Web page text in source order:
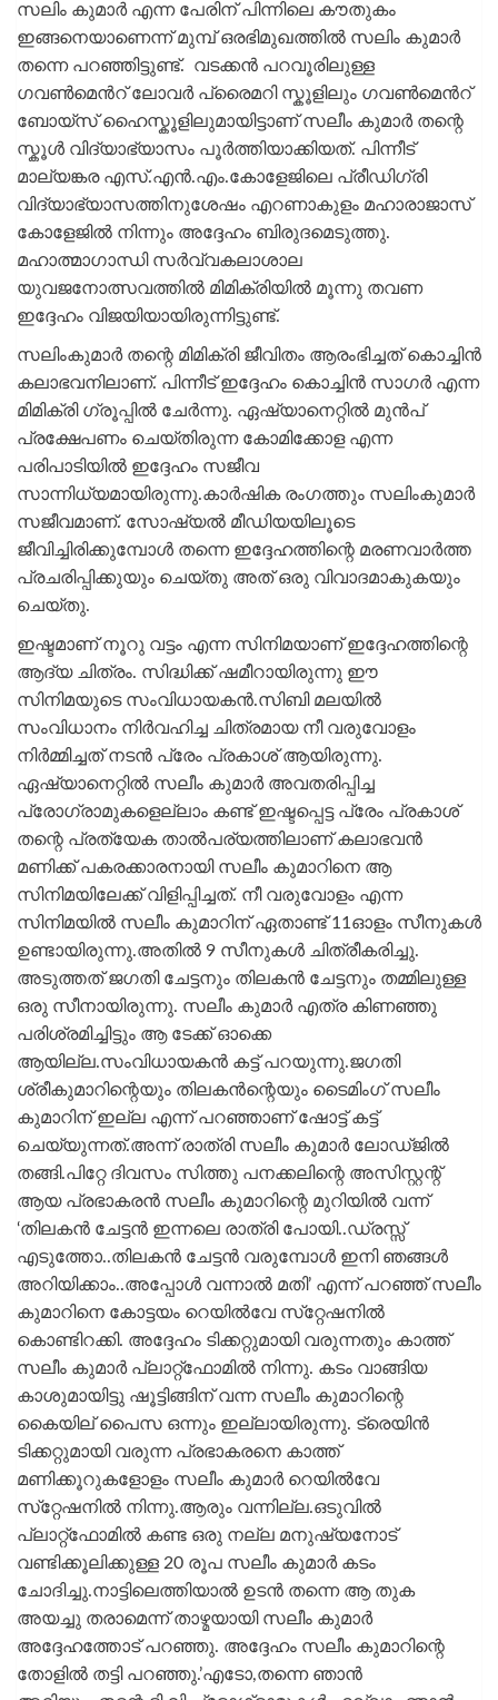
സലിം കുമാർ എന്ന പേരിന് പിന്നിലെ കൗതുകം
ഇങ്ങനെയാണെന്ന് മുമ്പ് ഒരഭിമുഖത്തിൽ സലിം കുമാർ
തന്നെ പറഞ്ഞിട്ടുണ്ട്. വടക്കൻ പറവൂരിലുള്ള
ഗവൺമെൻറ് ലോവർ പ്രൈമറി സ്കൂളിലും ഗവൺമെൻറ്
ബോയ്സ് ഹൈസ്കൂളിലുമായിട്ടാണ് സലീം കുമാർ തന്റെ
സ്കൂൾ വിദ്യാഭ്യാസം പൂർത്തിയാക്കിയത്. പിന്നീട്
മാല്യങ്കര എസ്.എൻ.എം.കോളേജിലെ പ്രീഡിഗ്രി
വിദ്യാഭ്യാസത്തിനുശേഷം എറണാകുളം മഹാരാജാസ്
കോളേജിൽ നിന്നും അദ്ദേഹം ബിരുദമെടുത്തു.
മഹാത്മാഗാന്ധി സർവ്വകലാശാല
യുവജനോത്സവത്തിൽ മി​​മി​​ക്രി​​യി​​ൽ മൂന്നു തവണ
ഇദ്ദേഹം വിജയിയായിരുന്നിട്ടുണ്ട്.
സലിംകുമാർ തന്റെ മിമിക്രി ജീവിതം ആരംഭിച്ചത് കൊച്ചിൻ
കലാഭവനിലാണ്. പിന്നീട് ഇദ്ദേഹം കൊച്ചിൻ സാഗർ എന്ന
മിമിക്രി ഗ്രൂപ്പിൽ ചേർന്നു. ഏഷ്യാനെറ്റിൽ മുൻപ്
പ്രക്ഷേപണം ചെയ്തിരുന്ന കോമിക്കോള എന്ന
പരിപാടിയിൽ ഇദ്ദേഹം സജീവ
സാന്നിധ്യമായിരുന്നു.കാർഷിക രംഗത്തും സലിംകുമാർ
സജീവമാണ്. സോഷ്യൽ മീഡിയയിലൂടെ
ജീവിച്ചിരിക്കുമ്പോൾ തന്നെ ഇദ്ദേഹത്തിന്റെ മരണവാർത്ത
പ്രചരിപ്പിക്കുയും ചെയ്തു അത് ഒരു വിവാദമാകുകയും
ചെയ്തു.
ഇഷ്ടമാണ് നൂറു വട്ടം എന്ന സിനിമയാണ് ഇദ്ദേഹത്തിന്റെ
ആദ്യ ചിത്രം. സിദ്ധിക്ക് ഷമീറായിരുന്നു ഈ
സിനിമയുടെ സം‌വിധായകൻ.സിബി മലയിൽ
സംവിധാനം നിർവഹിച്ച ചിത്രമായ നീ വരുവോളം
നിർമ്മിച്ചത് നടൻ പ്രേം പ്രകാശ് ആയിരുന്നു.
ഏഷ്യാനെറ്റിൽ സലീം കുമാർ അവതരിപ്പിച്ച
പ്രോഗ്രാമുകളെല്ലാം കണ്ട് ഇഷ്ടപ്പെട്ട പ്രേം പ്രകാശ്
തന്റെ പ്രത്യേക താൽപര്യത്തിലാണ് കലാഭവൻ
മണിക്ക് പകരക്കാരനായി സലീം കുമാറിനെ ആ
സിനിമയിലേക്ക് വിളിപ്പിച്ചത്. നീ വരുവോളം എന്ന
സിനിമയിൽ സലീം കുമാറിന് ഏതാണ്ട് 11ഓളം സീനുകൾ
ഉണ്ടായിരുന്നു.അതിൽ 9 സീനുകൾ ചിത്രീകരിച്ചു.
അടുത്തത് ജഗതി ചേട്ടനും തിലകൻ ചേട്ടനും തമ്മിലുള്ള
ഒരു സീനായിരുന്നു. സലീം കുമാർ എത്ര കിണഞ്ഞു
പരിശ്രമിച്ചിട്ടും ആ ടേക്ക് ഓക്കെ
ആയില്ല.സംവിധായകൻ കട്ട് പറയുന്നു.ജഗതി
ശ്രീകുമാറിന്റെയും തിലകൻന്റെയും ടൈമിംഗ് സലീം
കുമാറിന് ഇല്ല എന്ന് പറഞ്ഞാണ് ഷോട്ട് കട്ട്
ചെയ്യുന്നത്.അന്ന് രാത്രി സലീം കുമാർ ലോഡ്ജിൽ
തങ്ങി.പിറ്റേ ദിവസം സിത്തു പനക്കലിന്റെ അസിസ്റ്റന്റ്
ആയ പ്രഭാകരൻ സലീം കുമാറിന്റെ മുറിയിൽ വന്ന്
‘തിലകൻ ചേട്ടൻ ഇന്നലെ രാത്രി പോയി..ഡ്രസ്സ്
എടുത്തോ..തിലകൻ ചേട്ടൻ വരുമ്പോൾ ഇനി ഞങ്ങൾ
അറിയിക്കാം..അപ്പോൾ വന്നാൽ മതി’ എന്ന് പറഞ്ഞ് സലീം
കുമാറിനെ കോട്ടയം റെയിൽവേ സ്‌റ്റേഷനിൽ
കൊണ്ടിറക്കി. അദ്ദേഹം ടിക്കറ്റുമായി വരുന്നതും കാത്ത്
സലീം കുമാർ പ്ലാറ്റ്‌ഫോമിൽ നിന്നു. കടം വാങ്ങിയ
കാശുമായിട്ടു ഷൂട്ടിങ്ങിന് വന്ന സലീം കുമാറിന്റെ
കൈയില് പൈസ ഒന്നും ഇല്ലായിരുന്നു. ട്രെയിൻ
ടിക്കറ്റുമായി വരുന്ന പ്രഭാകരനെ കാത്ത്
മണിക്കൂറുകളോളം സലീം കുമാർ റെയിൽവേ
സ്‌റ്റേഷനിൽ നിന്നു.ആരും വന്നില്ല.ഒടുവിൽ
പ്ലാറ്റ്‌ഫോമിൽ കണ്ട ഒരു നല്ല മനുഷ്യനോട്
വണ്ടിക്കൂലിക്കുള്ള 20 രൂപ സലീം കുമാർ കടം
ചോദിച്ചു.നാട്ടിലെത്തിയാൽ ഉടൻ തന്നെ ആ തുക
അയച്ചു തരാമെന്ന് താഴ്മയായി സലീം കുമാർ
അദ്ദേഹത്തോട് പറഞ്ഞു. അദ്ദേഹം സലീം കുമാറിന്റെ
തോളിൽ തട്ടി പറഞ്ഞു.’എടോ,തന്നെ ഞാൻ